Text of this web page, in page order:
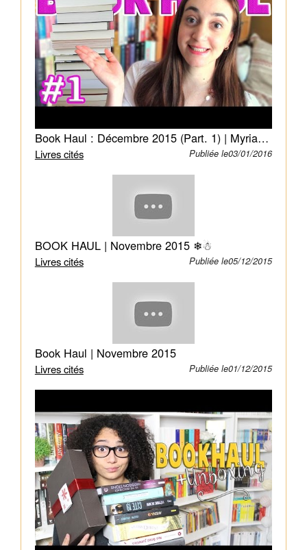
vaincue
par
des
machines
douées
de
Les
derniers
humains
pays
de
barrière
de
brouillard.
Au-
delà,
personne
ne
sait
ce
qu’est
devenu
le
Book Haul : Décembre 2015 (Part. 1) | Myriam 📖 Un Jour. Un Livre.
Livres cités Publiée le03/01/2016
BOOK HAUL | Novembre 2015 ❄☃
Livres cités Publiée le05/12/2015
Book Haul | Novembre 2015
Livres cités Publiée le01/12/2015